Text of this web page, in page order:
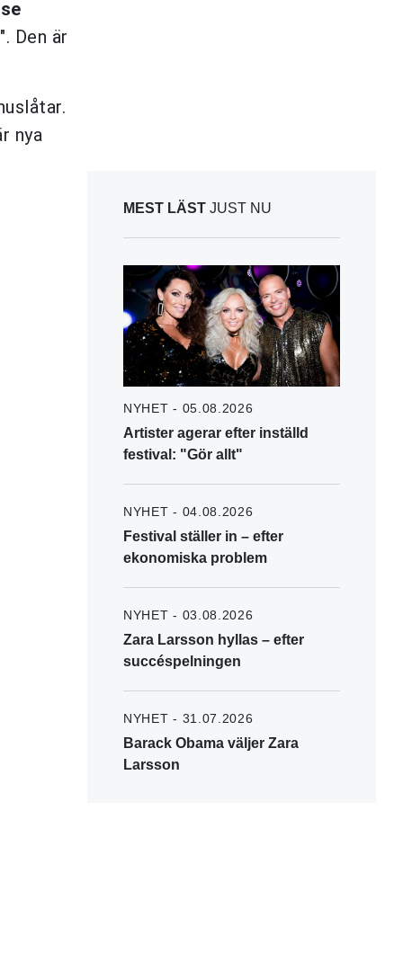
Den är
nya
MEST LÄST JUST NU
NYHET - 05.08.2026
Artister agerar efter inställd
festival: "Gör allt"
NYHET - 04.08.2026
Festival ställer in – efter
ekonomiska problem
NYHET - 03.08.2026
Zara Larsson hyllas – efter
succéspelningen
NYHET - 31.07.2026
Barack Obama väljer Zara
Larsson